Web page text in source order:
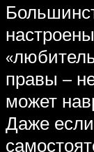
правы –
может
Даже